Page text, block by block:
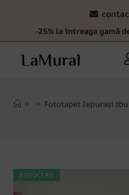
-25% la întreaga gamă
> > Fototapet Iepurași
REDUCERI!